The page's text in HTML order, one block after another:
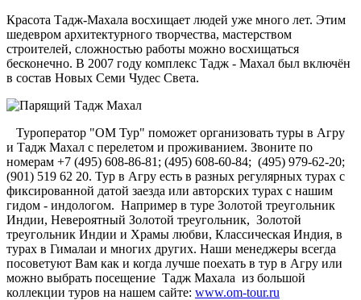
Красота Тадж-Махала восхищает людей уже много лет. Этим
шедевром архитектурного творчества, мастерством
строителей, сложностью работы можно восхищаться
бесконечно. В 2007 году комплекс Тадж - Махал был включён
в состав Новых Семи Чудес Света.
Туроператор "ОМ Тур" поможет организовать туры в Агру
и Тадж Махал с перелетом и проживанием. Звоните по
номерам +7 (495) 608-86-81; (495) 608-60-84; (495) 979-62-20;
(901) 519 62 20. Тур в Агру есть в разных регулярных турах с
фиксированной датой заезда или авторских турах с нашим
гидом - индологом. Например в туре Золотой треугольник
Индии, Невероятный Золотой треугольник, Золотой
треугольник Индии и Храмы любви, Классическая Индия, в
турах в Гималаи и многих других. Наши менеджеры всегда
посоветуют Вам как и когда лучше поехать в тур в Агру или
можно выбрать посещение Тадж Махала из большой
коллекции туров на нашем сайте: www.om-tour.ru